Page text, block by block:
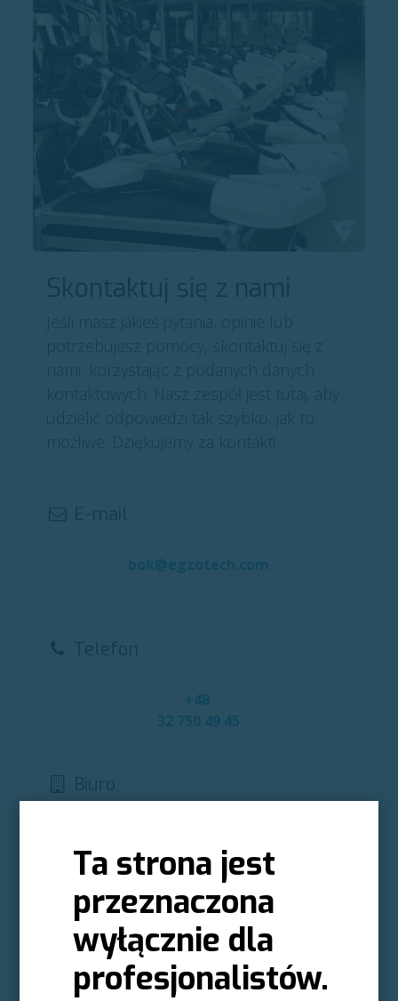
bok@egzotech.com
+48
32 750 49 45
Google maps >>
Ta strona jest
przeznaczona
wyłącznie dla
profesjonalistów.